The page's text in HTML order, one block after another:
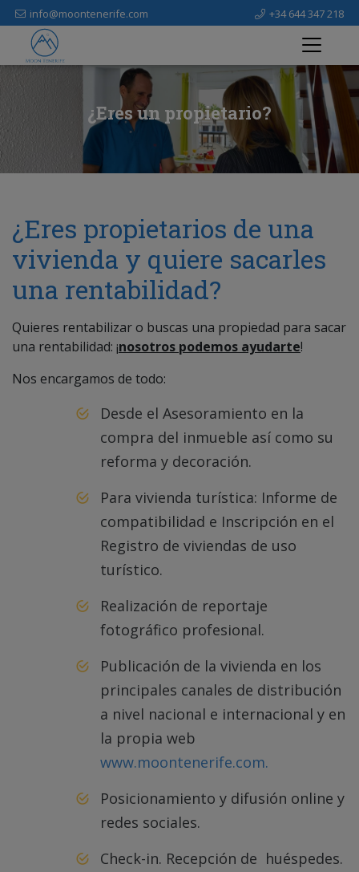
info@moontenerife.com +34 644 347 218
¿Eres un propietario?
¿Eres propietarios de una
vivienda y quiere sacarles
una rentabilidad?
Quieres rentabilizar o buscas una propiedad para sacar
una rentabilidad: ¡nosotros podemos ayudarte!
Nos encargamos de todo:
Desde el Asesoramiento en la
compra del inmueble así como su
reforma y decoración.
Para vivienda turística: Informe de
compatibilidad e Inscripción en el
Registro de viviendas de uso
turístico.
Realización de reportaje
fotográfico profesional.
Publicación de la vivienda en los
principales canales de distribución
a nivel nacional e internacional y en
la propia web
www.moontenerife.com.
Posicionamiento y difusión online y
redes sociales.
Check-in. Recepción de huéspedes.